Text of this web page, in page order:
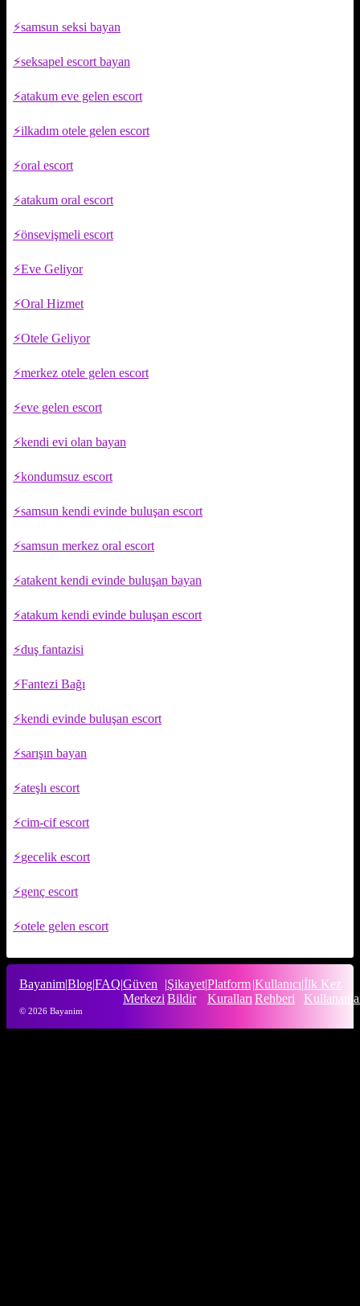
samsun seksi bayan
seksapel escort bayan
atakum eve gelen escort
ilkadım otele gelen escort
oral escort
atakum oral escort
önsevişmeli escort
Eve Geliyor
Oral Hizmet
Otele Geliyor
merkez otele gelen escort
eve gelen escort
kendi evi olan bayan
kondumsuz escort
samsun kendi evinde buluşan escort
samsun merkez oral escort
atakent kendi evinde buluşan bayan
atakum kendi evinde buluşan escort
duş fantazisi
Fantezi Bağı
kendi evinde buluşan escort
sarışın bayan
ateşlı escort
cim-cif escort
gecelik escort
genç escort
otele gelen escort
Bayanim|Blog|FAQ|Güven
Merkezi
|Şikayet
Bildir
|Platform
Kuralları
|Kullanıcı
Rehberi
|İlk Kez
© 2026 Bayanim